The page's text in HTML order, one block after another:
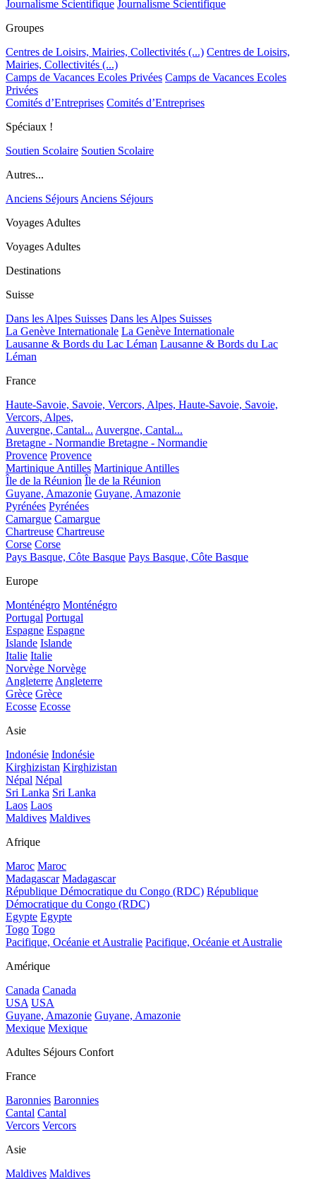
Journalisme Scientifique Journalisme Scientifique
Groupes
Centres de Loisirs, Mairies, Collectivités (...) Centres de Loisirs,
Mairies, Collectivités (...)
Camps de Vacances Ecoles Privées Camps de Vacances Ecoles
Privées
Comités d’Entreprises Comités d’Entreprises
Spéciaux !
Soutien Scolaire Soutien Scolaire
Autres...
Anciens Séjours Anciens Séjours
Voyages Adultes
Voyages Adultes
Destinations
Suisse
Dans les Alpes Suisses Dans les Alpes Suisses
La Genève Internationale La Genève Internationale
Lausanne & Bords du Lac Léman Lausanne & Bords du Lac
Léman
France
Haute-Savoie, Savoie, Vercors, Alpes, Haute-Savoie, Savoie,
Vercors, Alpes,
Auvergne, Cantal... Auvergne, Cantal...
Bretagne - Normandie Bretagne - Normandie
Provence Provence
Martinique Antilles Martinique Antilles
Île de la Réunion Île de la Réunion
Guyane, Amazonie Guyane, Amazonie
Pyrénées Pyrénées
Camargue Camargue
Chartreuse Chartreuse
Corse Corse
Pays Basque, Côte Basque Pays Basque, Côte Basque
Europe
Monténégro Monténégro
Portugal Portugal
Espagne Espagne
Islande Islande
Italie Italie
Norvège Norvège
Angleterre Angleterre
Grèce Grèce
Ecosse Ecosse
Asie
Indonésie Indonésie
Kirghizistan Kirghizistan
Népal Népal
Sri Lanka Sri Lanka
Laos Laos
Maldives Maldives
Afrique
Maroc Maroc
Madagascar Madagascar
République Démocratique du Congo (RDC) République
Démocratique du Congo (RDC)
Egypte Egypte
Togo Togo
Pacifique, Océanie et Australie Pacifique, Océanie et Australie
Amérique
Canada Canada
USA USA
Guyane, Amazonie Guyane, Amazonie
Mexique Mexique
Adultes Séjours Confort
France
Baronnies Baronnies
Cantal Cantal
Vercors Vercors
Asie
Maldives Maldives